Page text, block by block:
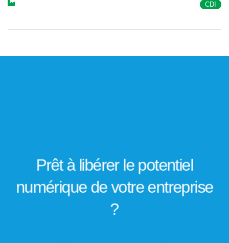
CDI
Prêt à libérer le potentiel
numérique de votre entreprise
?